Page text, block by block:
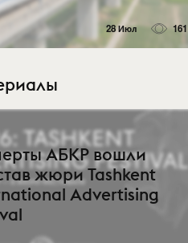
28 Июл 161
АБКР вошли
жюри Tashkent
Advertising